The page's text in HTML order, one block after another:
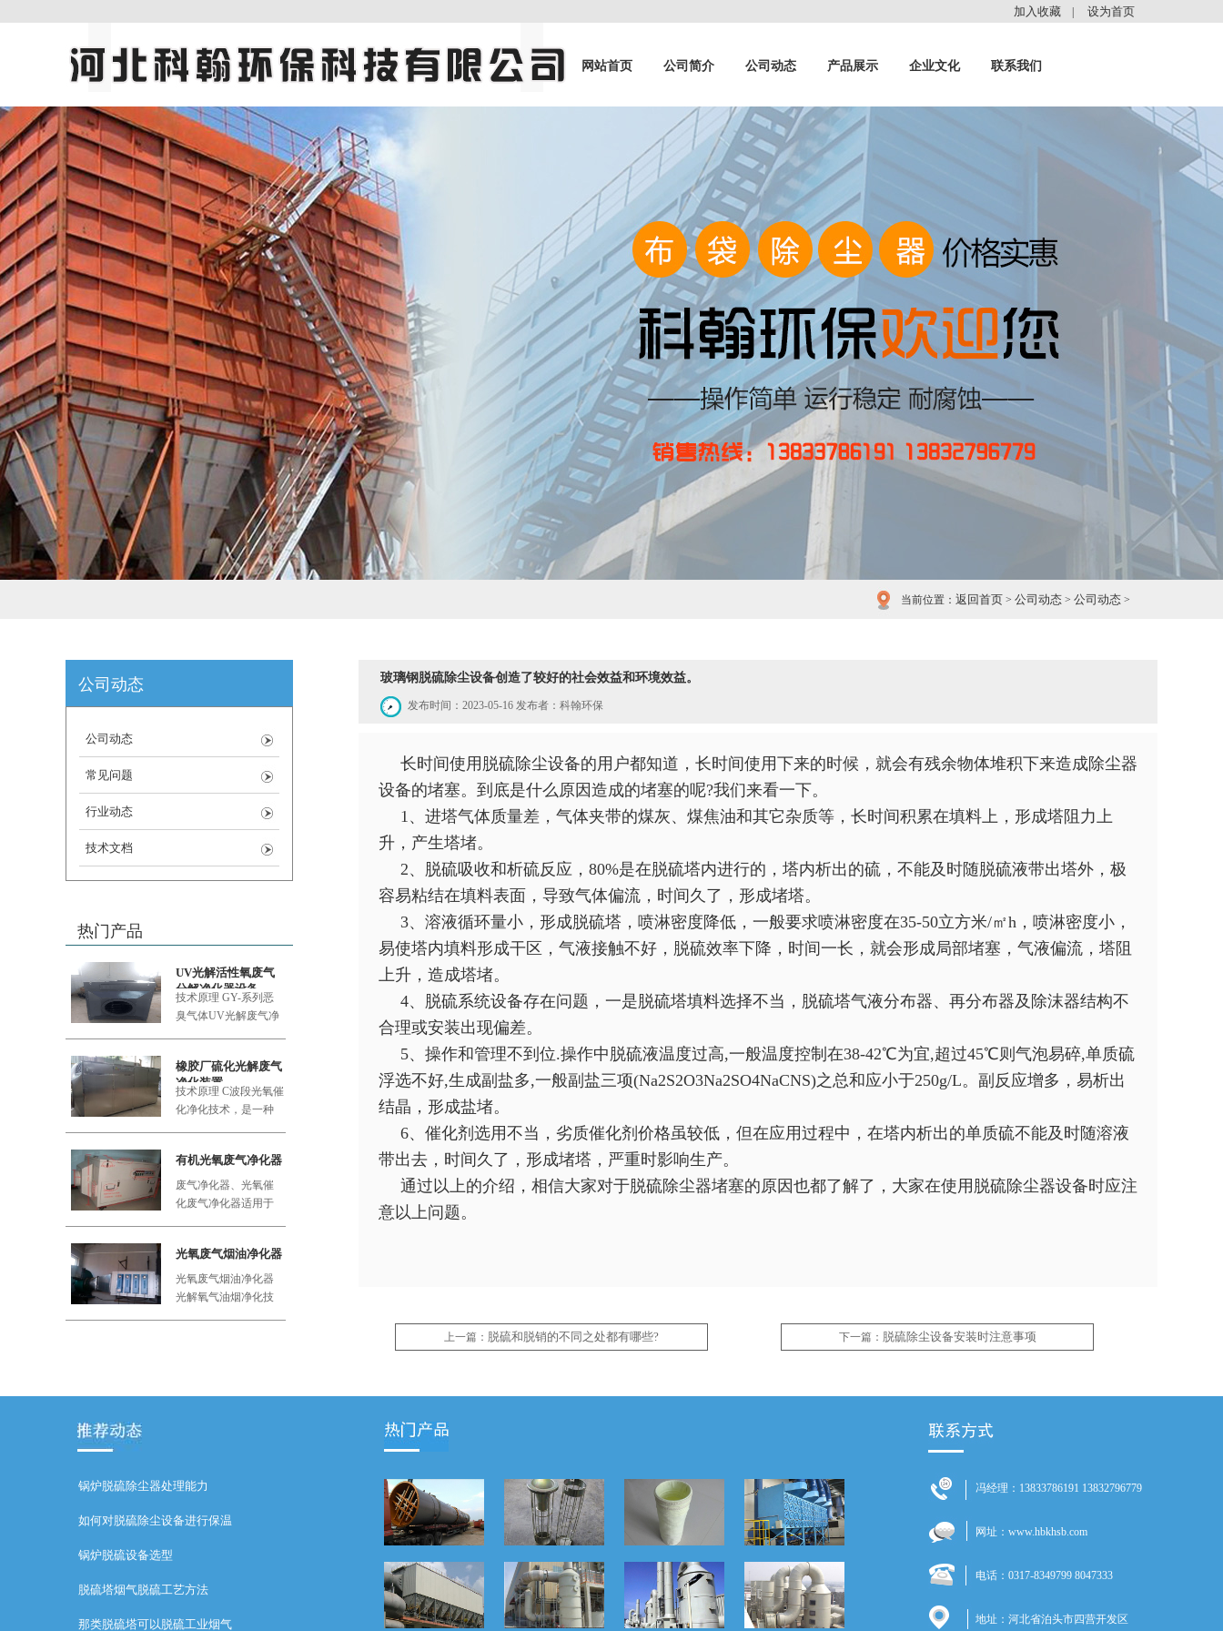
加入收藏 设为首页
网站首页 公司简介 公司动态 产品展示 企业文化 联系我们
当前位置： 返回首页 > 公司动态 > 公司动态 >
公司动态
公司动态
常见问题
行业动态
技术文档
热门产品
UV光解活性氧废气
分解净化器设备
技术原理 GY-系列恶
臭气体UV光解废气净
橡胶厂硫化光解废气
净化装置
技术原理 C波段光氧催
化净化技术，是一种
有机光氧废气净化器
废气净化器、光氧催
化废气净化器适用于
光氧废气烟油净化器
光氧废气烟油净化器
光解氧气油烟净化技
玻璃钢脱硫除尘设备创造了较好的社会效益和环境效益。
发布时间：2023-05-16 发布者：科翰环保
长时间使用 脱硫除尘设备的用户都知道，长时间使用下来的时候，就会有残余物体堆积下来造成除尘器
设备的堵塞。到底是什么原因造成的堵塞的呢?我们来看一下。
1、进塔气体质量差，气体夹带的煤灰、煤焦油和其它杂质等，长时间积累在填料上，形成塔阻力上
升，产生塔堵。
2、脱硫吸收和析硫反应，80%是在脱硫塔内进行的，塔内析出的硫，不能及时随脱硫液带出塔外，极
容易粘结在填料表面，导致气体偏流，时间久了，形成堵塔。
3、溶液循环量小，形成脱硫塔，喷淋密度降低，一般要求喷淋密度在35-50立方米/㎡h，喷淋密度小，
易使塔内填料形成干区，气液接触不好，脱硫效率下降，时间一长，就会形成局部堵塞，气液偏流，塔阻
上升，造成塔堵。
4、脱硫系统设备存在问题，一是脱硫塔填料选择不当，脱硫塔气液分布器、再分布器及除沫器结构不
合理或安装出现偏差。
5、操作和管理不到位.操作中脱硫液温度过高,一般温度控制在38-42℃为宜,超过45℃则气泡易碎,单质硫
浮选不好,生成副盐多,一般副盐三项(Na2S2O3Na2SO4NaCNS)之总和应小于250g/L。副反应增多，易析出
结晶，形成盐堵。
6、催化剂选用不当，劣质催化剂价格虽较低，但在应用过程中，在塔内析出的单质硫不能及时随溶液
带出去，时间久了，形成堵塔，严重时影响生产。
通过以上的介绍，相信大家对于脱硫除尘器堵塞的原因也都了解了，大家在使用脱硫除尘器设备时应注
意以上问题。
上一篇： 脱硫和脱销的不同之处都有哪些? 下一篇： 脱硫除尘设备​安装时注意事项
锅炉脱硫除尘器处理能力
如何对脱硫除尘设备进行保温
锅炉脱硫设备选型
脱硫塔烟气脱硫工艺方法
那类脱硫塔可以脱硫工业烟气
冯经理：13833786191 13832796779
网址：www.hbkhsb.com
电话：0317-8349799 8047333
地址：河北省泊头市四营开发区